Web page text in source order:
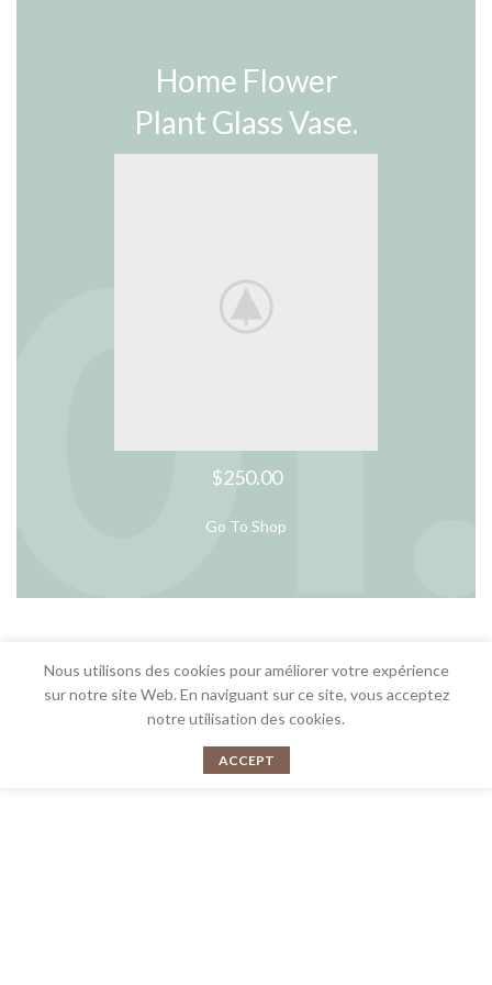
Home Flower
Plant Glass Vase.
$250.00
Go To Shop
Nous utilisons des cookies pour améliorer votre expérience
sur notre site Web. En naviguant sur ce site, vous acceptez
notre utilisation des cookies.
ACCEPT